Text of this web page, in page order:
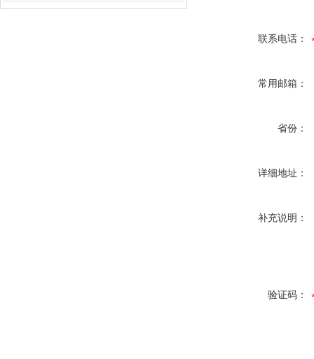
联系电话：
常用邮箱：
省份：
详细地址：
补充说明：
验证码：